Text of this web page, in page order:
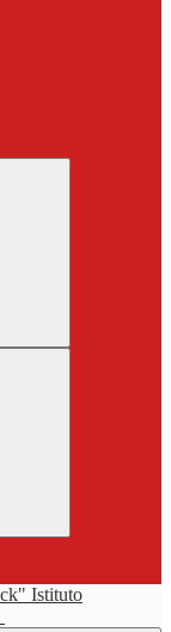
Istituto